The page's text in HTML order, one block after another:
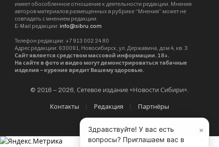
имеет обособленное отношение к деятельности редакции. Мнения
авторов материалов размещенных в рубрике “Мнения” может не
совпадать с мнением редакции.
E-Mail редакции: info@sibru.com
Телефон редакции: +7 913 002 24 80
Адрес редакции: 630091, Новосибирск, ул. Державина, дом 4, кв. 3
Сайт является средством массовой информации. 18+.
На сайте в фото и видео могут демонстрироваться табачные
изделия – курение вредит Вашему здоровью.
© 2016 – 2026, Сетевое издание «Новости Сибири».
Контакты Редакция Партнёры
×
Здравствуйте! У вас есть
вопросы? Приглашаем вас в